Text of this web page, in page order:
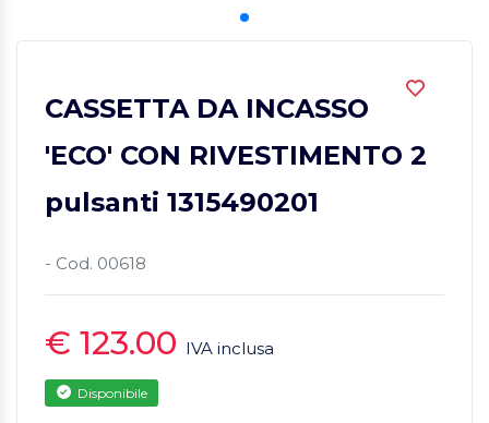
CASSETTA DA INCASSO
'ECO' CON RIVESTIMENTO 2
pulsanti 1315490201
- Cod. 00618
€ 123.00 IVA inclusa
Disponibile